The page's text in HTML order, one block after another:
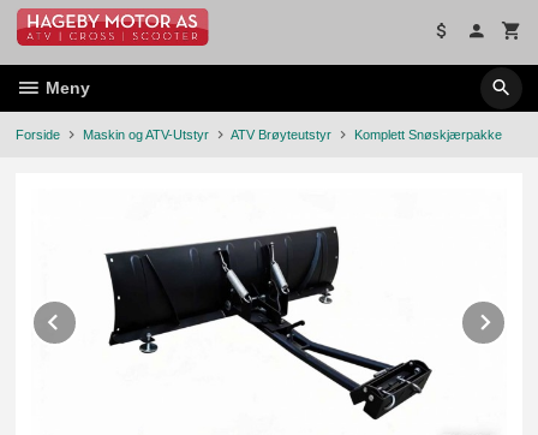
Gå
innholdet
Meny
Forside Maskin og ATV-Utstyr ATV Brøyteutstyr Komplett Snøskjærpakke
Prev